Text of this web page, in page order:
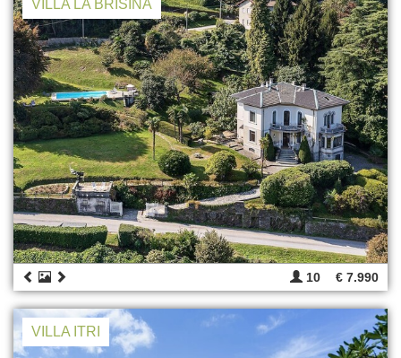
VILLA LA BRISINA
10 € 7.990
VILLA ITRI